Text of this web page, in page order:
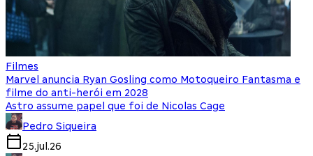
Filmes
Marvel anuncia Ryan Gosling como Motoqueiro Fantasma e
filme do anti-herói em 2028
Astro assume papel que foi de Nicolas Cage
Pedro Siqueira
25.jul.26